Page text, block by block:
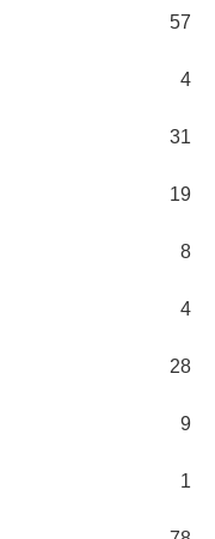
57
4
31
19
8
4
28
9
1